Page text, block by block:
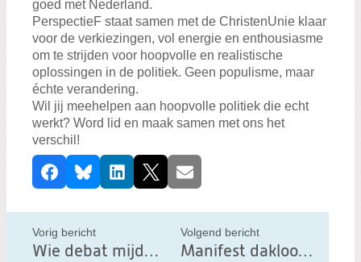
goed met Nederland.
PerspectieF staat samen met de ChristenUnie klaar
voor de verkiezingen, vol energie en enthousiasme
om te strijden voor hoopvolle en realistische
oplossingen in de politiek. Geen populisme, maar
échte verandering.
Wil jij meehelpen aan hoopvolle politiek die echt
werkt? Word lid en maak samen met ons het
verschil!
D
e
e
l
d
FacebookBlueskyLinkedIn
X E-mail
Vorig bericht
Wie debat mijdt, miskent kern van parlementaire werk
Volgend bericht
Manifest dakloosheid: Een thuis voor iedereen